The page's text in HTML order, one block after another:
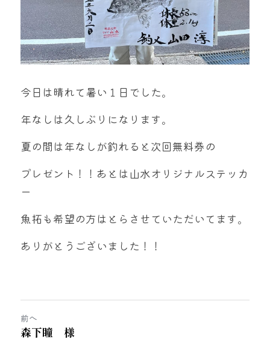
今日は晴れて暑い１日でした。
年なしは久しぶりになります。
夏の間は年なしが釣れると次回無料券の
プレゼント！！あとは山水オリジナルステッカ
ー
魚拓も希望の方はとらさせていただいてます。
ありがとうございました！！
前へ
森下瞳 様